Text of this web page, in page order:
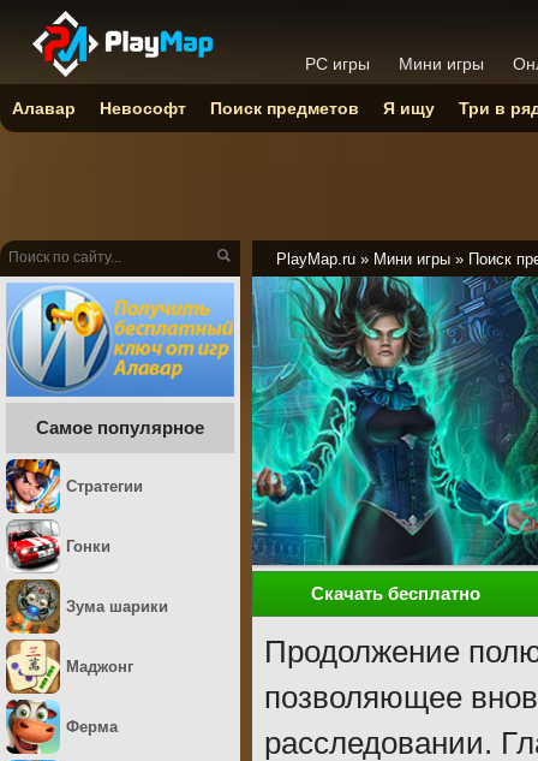
PlayMap.ru » Мини игры » Поиск
Скачать бесплатно
Продолжение
позволяющее
расследовании.
Самое популярное
Стратегии
Гонки
Зума шарики
Маджонг
Ферма
PC игры Мини игры
Алавар Невософт Поиск предметов Я ищу Три в